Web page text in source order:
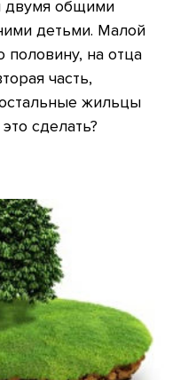
двумя общими
детьми. Малой
половину, на отца
часть,
жильцы
сделать?